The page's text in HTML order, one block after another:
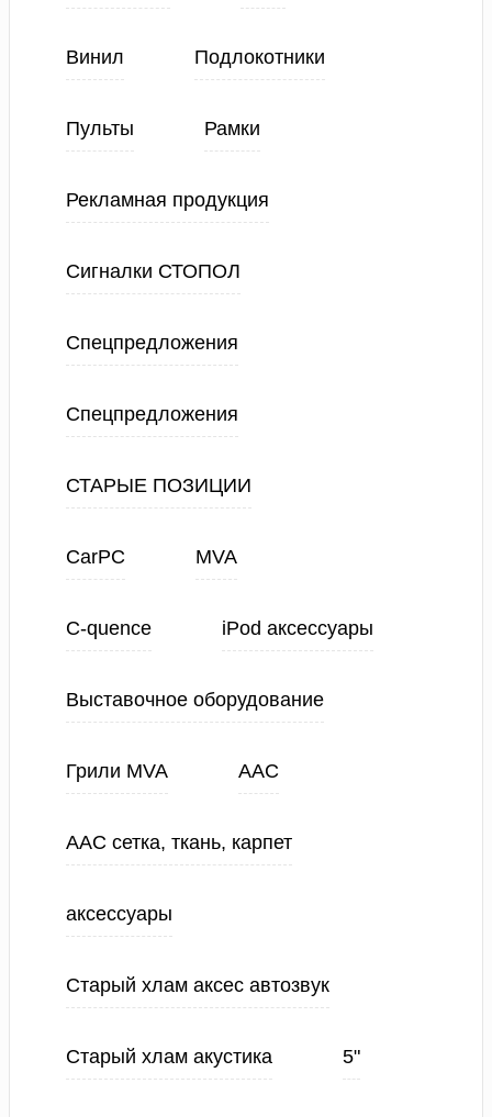
Винил Подлокотники
Пульты Рамки
Рекламная продукция
Сигналки СТОПОЛ
Спецпредложения
Спецпредложения
СТАРЫЕ ПОЗИЦИИ
CarPC MVA
C-quence iPod аксессуары
Выставочное оборудование
Грили MVA ААС
ААС сетка, ткань, карпет
аксессуары
Старый хлам аксес автозвук
Старый хлам акустика 5"